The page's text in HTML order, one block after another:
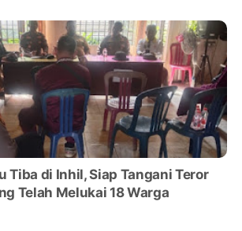
Tiba di Inhil, Siap Tangani Teror
Telah Melukai 18 Warga